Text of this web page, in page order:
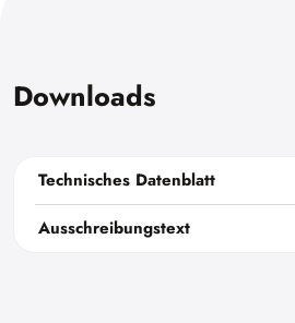
Downloads
Technisches Datenblatt
Ausschreibungstext